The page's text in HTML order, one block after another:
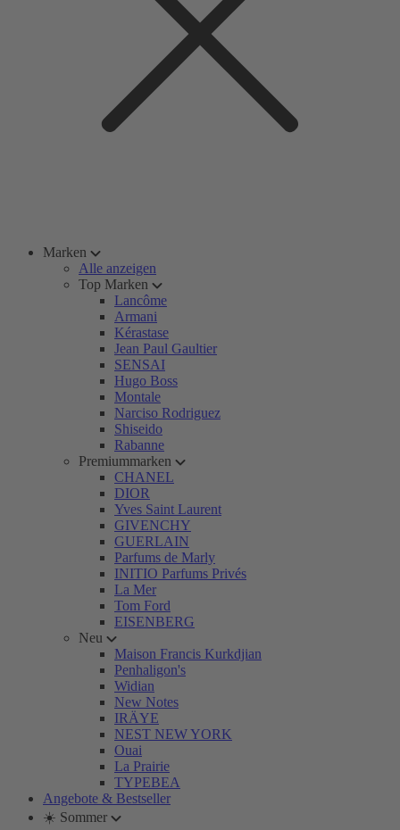
Marken
Alle anzeigen
Top Marken
Lancôme
Armani
Kérastase
Jean Paul Gaultier
SENSAI
Hugo Boss
Montale
Narciso Rodriguez
Shiseido
Rabanne
Premiummarken
CHANEL
DIOR
Yves Saint Laurent
GIVENCHY
GUERLAIN
Parfums de Marly
INITIO Parfums Privés
La Mer
Tom Ford
EISENBERG
Neu
Maison Francis Kurkdjian
Penhaligon's
Widian
New Notes
IRÄYE
NEST NEW YORK
Ouai
La Prairie
TYPEBEA
Angebote & Bestseller
☀️ Sommer